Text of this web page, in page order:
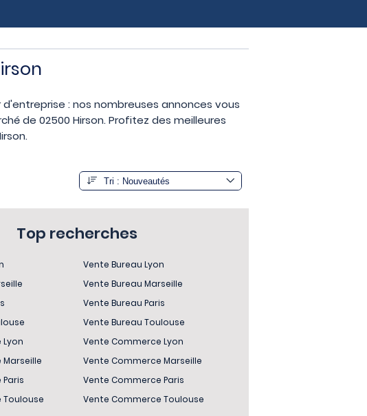
: nos nombreuses annonces vous
de 02500 Hirson. Profitez des meilleures
Top recherches
Toulouse
Vente Bureau Lyon
Vente Bureau Marseille
Vente Bureau Paris
Vente Bureau Toulouse
Vente Commerce Lyon
Vente Commerce Marseille
Vente Commerce Paris
Vente Commerce Toulouse